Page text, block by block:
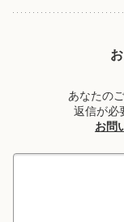
あなたの
返信が必
お問